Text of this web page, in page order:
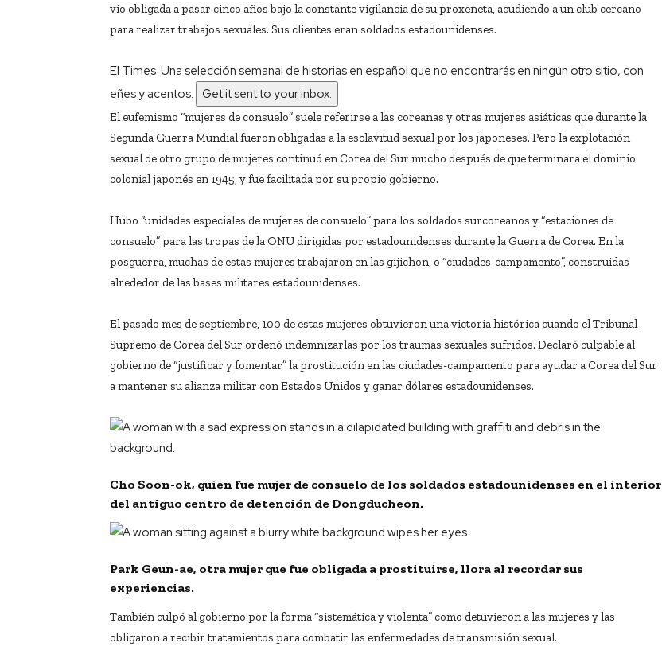
vio obligada a pasar cinco años bajo la constante vigilancia de su proxeneta, acudiendo a un club cercano
para realizar trabajos sexuales. Sus clientes eran soldados estadounidenses.
El Times Una selección semanal de historias en español que no encontrarás en ningún otro sitio, con
eñes y acentos. Get it sent to your inbox.
El eufemismo “mujeres de consuelo” suele referirse a las coreanas y otras mujeres asiáticas que durante la
Segunda Guerra Mundial fueron obligadas a la esclavitud sexual por los japoneses. Pero la explotación
sexual de otro grupo de mujeres continuó en Corea del Sur mucho después de que terminara el dominio
colonial japonés en 1945, y fue facilitada por su propio gobierno.
Hubo “unidades especiales de mujeres de consuelo” para los soldados surcoreanos y “estaciones de
consuelo” para las tropas de la ONU dirigidas por estadounidenses durante la Guerra de Corea. En la
posguerra, muchas de estas mujeres trabajaron en las gijichon, o “ciudades-campamento”, construidas
alrededor de las bases militares estadounidenses.
El pasado mes de septiembre, 100 de estas mujeres obtuvieron una victoria histórica cuando el Tribunal
Supremo de Corea del Sur ordenó indemnizarlas por los traumas sexuales sufridos. Declaró culpable al
gobierno de “justificar y fomentar” la prostitución en las ciudades-campamento para ayudar a Corea del Sur
a mantener su alianza militar con Estados Unidos y ganar dólares estadounidenses.
Cho Soon-ok, quien fue mujer de consuelo de los soldados estadounidenses en el interior
del antiguo centro de detención de Dongducheon.
Park Geun-ae, otra mujer que fue obligada a prostituirse, llora al recordar sus
experiencias.
También culpó al gobierno por la forma “sistemática y violenta” como detuvieron a las mujeres y las
obligaron a recibir tratamientos para combatir las enfermedades de transmisión sexual.